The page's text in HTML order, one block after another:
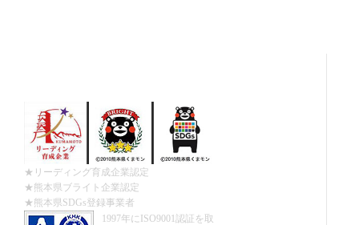
★リーディング育成企業認定
★熊本県ブライト企業認定
★熊本県SDGs登録事業者
1997年にISO9001認証を取